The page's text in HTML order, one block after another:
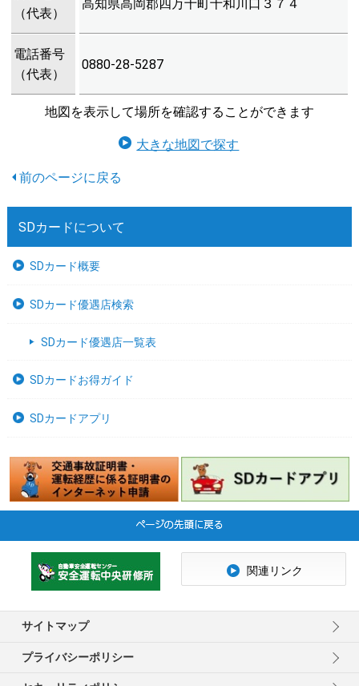
（代表）
高知県高岡郡四万十町十和川口３７４
電話番号
（代表）
0880-28-5287
地図を表示して場所を確認することができます
大きな地図で探す
SDカードについて
SDカード概要
SDカード優遇店検索
SDカード優遇店一覧表
SDカードお得ガイド
SDカードアプリ
サイトマップ
プライバシーポリシー
関連リンク